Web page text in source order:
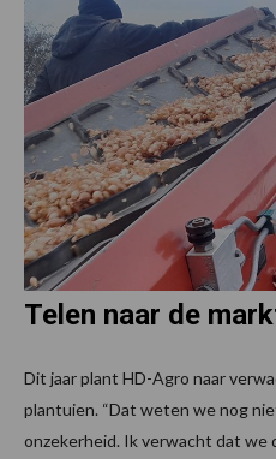
Telen naar de
Dit jaar plant HD-Agro naar
plantuien. “Dat weten we nog
onzekerheid. Ik verwacht dat we